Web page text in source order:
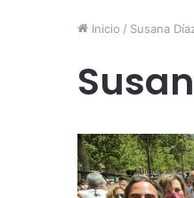
Inicio / Susana